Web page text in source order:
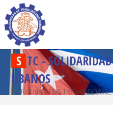
S TC-SOLIDARIDAD
U BANOS
POR CUBA Y LOS TRABAJADORES